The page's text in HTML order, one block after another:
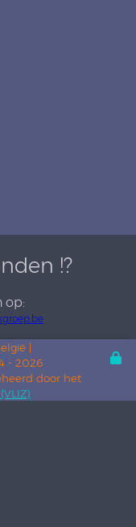
!?
op:
|
- 2026
door het